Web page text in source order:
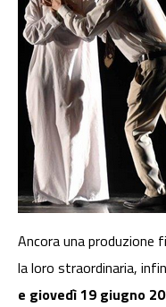
Ancora una produzione
la loro straordinaria,
e giovedì 19 giugno